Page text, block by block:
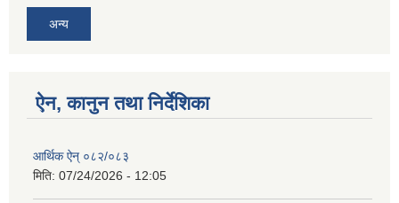
अन्य
ऐन, कानुन तथा निर्देशिका
आर्थिक ऐन् ०८२/०८३
मिति: 07/24/2026 - 12:05